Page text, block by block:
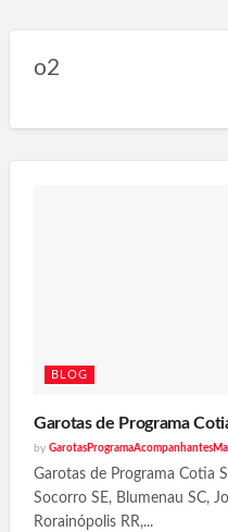
o2
BLOG
Garotas de Programa
by
Garotas de Programa Cotia
Socorro SE, Blumenau SC,
Rorainópolis RR,...